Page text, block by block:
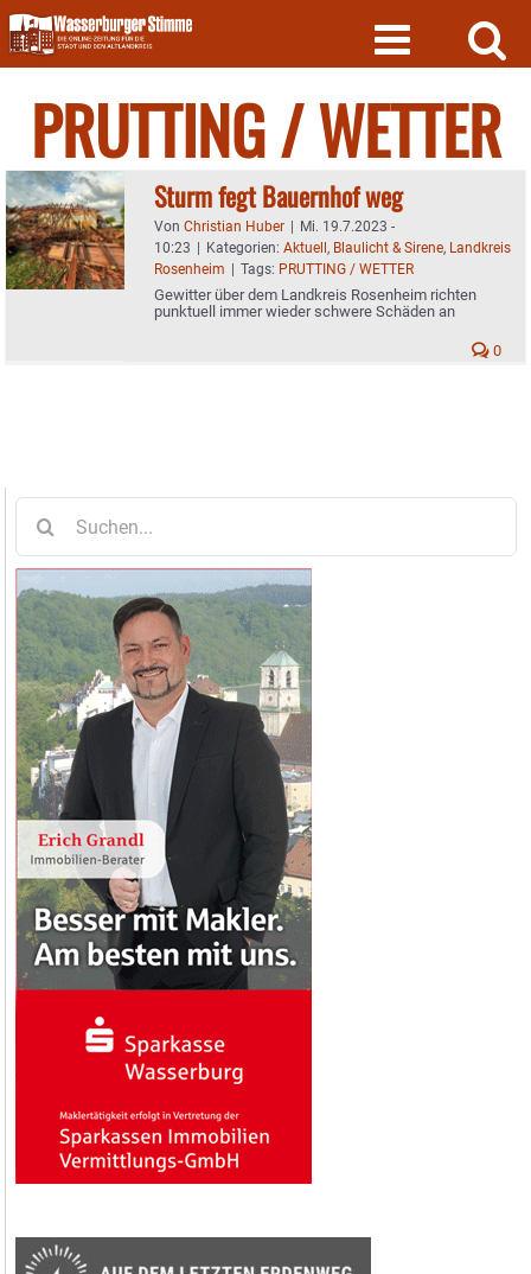
Skip
to
content
PRUTTING / WETTER
Sturm fegt Bauernhof weg
Von Christian Huber | Mi. 19.7.2023 -
10:23 | Kategorien: Aktuell, Blaulicht & Sirene, Landkreis
Rosenheim | Tags: PRUTTING / WETTER
Gewitter über dem Landkreis Rosenheim richten
punktuell immer wieder schwere Schäden an
0
nach: